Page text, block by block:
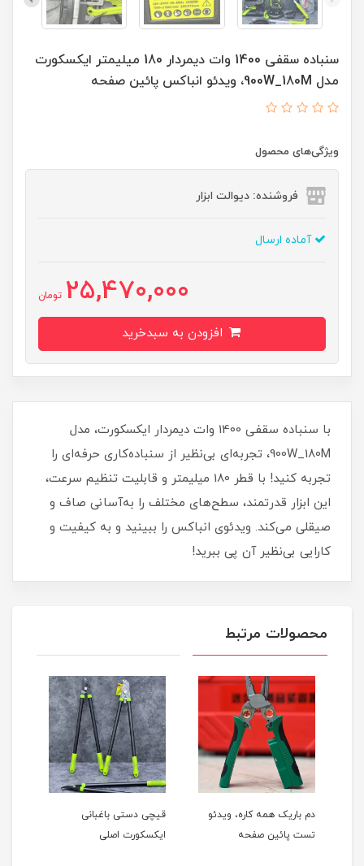
سنباده سقفی 1400 وات دیمردار 180 میلیمتر ایکسکورت
مدل 900W_180M، ویدئو انباکس پائین صفحه
ویژگی‌های محصول
فروشنده: دیوالت ابزار
آماده ارسال
25,470,000 تومان
با سنباده سقفی 1400 وات دیمردار ایکسکورت، مدل
900W_180M، تجربه‌ای بی‌نظیر از سنباده‌کاری حرفه‌ای را
تجربه کنید! با قطر 180 میلیمتر و قابلیت تنظیم سرعت،
این ابزار قدرتمند، سطح‌های مختلف را به‌آسانی صاف و
صیقلی می‌کند. ویدئوی انباکس را ببینید و به کیفیت و
کارایی بی‌نظیر آن پی ببرید!
محصولات مرتبط
دم باریک همه کاره، ویدئو
تست پائین صفحه
قیچی دستی باغبانی
ایکسکورت اصلی